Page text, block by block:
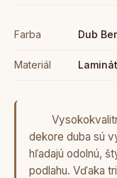
Farba Dub
Materiál Laminát
dekore duba sú
hľadajú odolnú,
podlahu. Vďaka